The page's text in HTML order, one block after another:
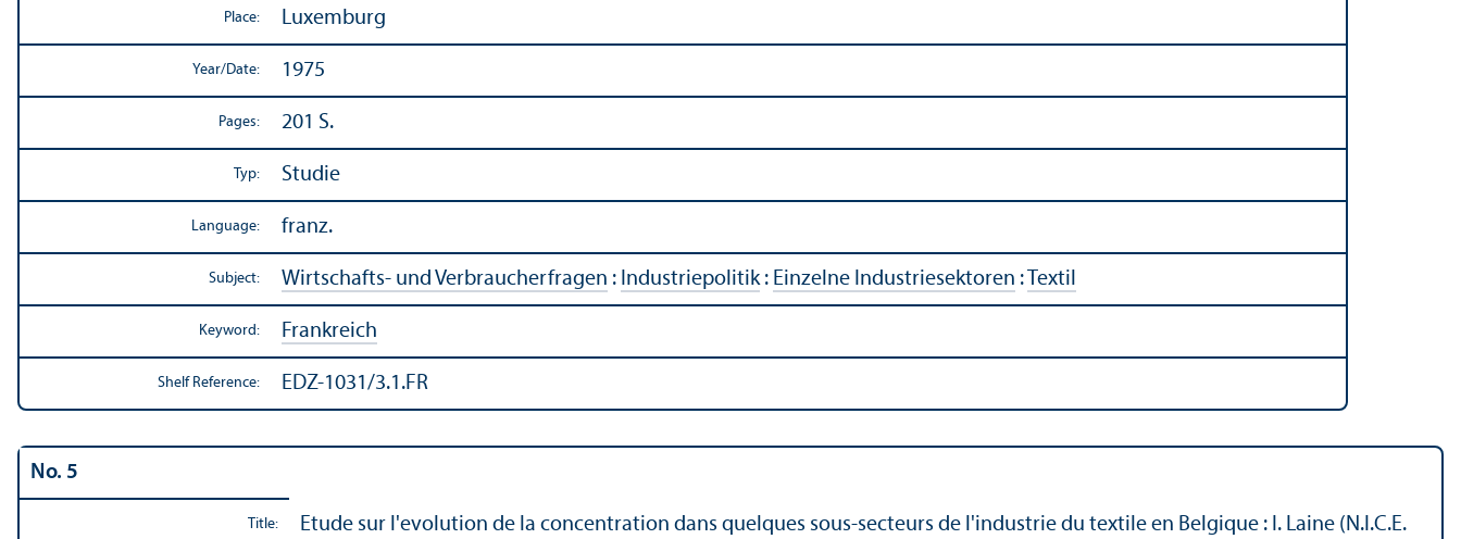
Place: Luxemburg
Year/Date: 1975
Pages: 201 S.
Typ: Studie
Language: franz.
Subject: Wirtschafts- und Verbraucherfragen : Industriepolitik: Einzelne Industriesektoren : Textil
Keyword: Frankreich
Shelf Reference: EDZ-1031/3.1.FR
No. 5
Title:
Etude sur l'evolution de la concentration dans quelques sous-secteurs de l'industrie du textile en Belgique : I. Laine (N.I.C.E.